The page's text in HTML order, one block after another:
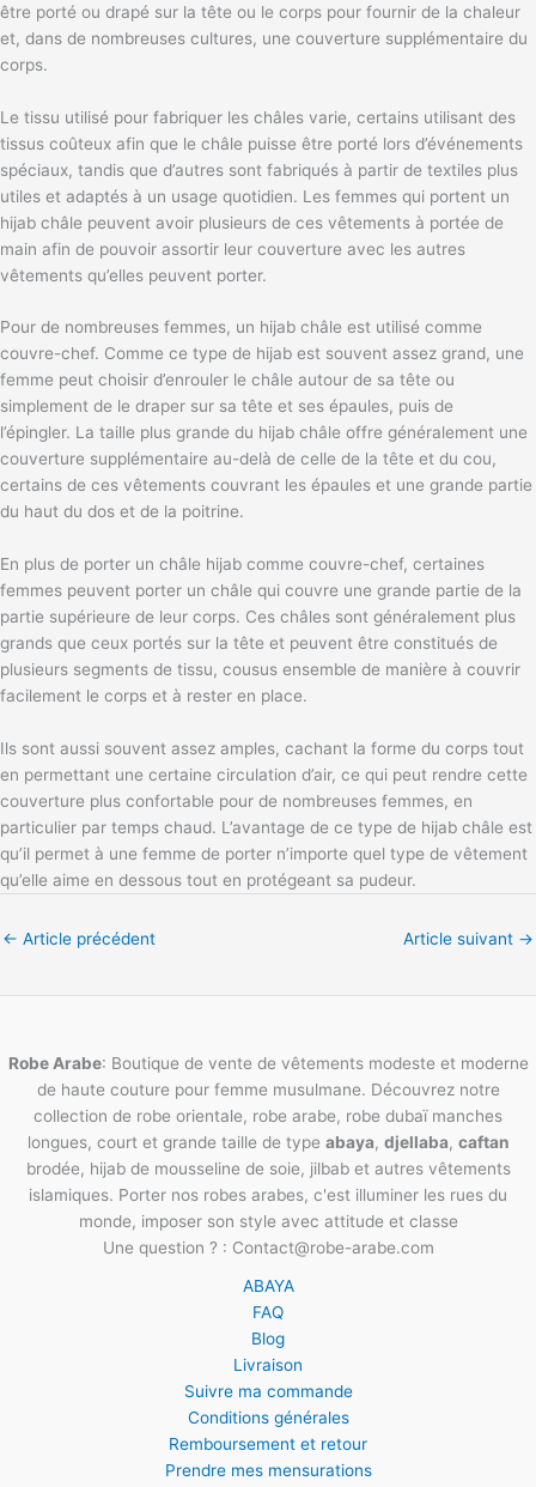
être porté ou drapé sur la tête ou le corps pour fournir de la chaleur
et, dans de nombreuses cultures, une couverture supplémentaire du
corps.
Le tissu utilisé pour fabriquer les châles varie, certains utilisant des
tissus coûteux afin que le châle puisse être porté lors d’événements
spéciaux, tandis que d’autres sont fabriqués à partir de textiles plus
utiles et adaptés à un usage quotidien. Les femmes qui portent un
hijab châle peuvent avoir plusieurs de ces vêtements à portée de
main afin de pouvoir assortir leur couverture avec les autres
vêtements qu’elles peuvent porter.
Pour de nombreuses femmes, un hijab châle est utilisé comme
couvre-chef. Comme ce type de hijab est souvent assez grand, une
femme peut choisir d’enrouler le châle autour de sa tête ou
simplement de le draper sur sa tête et ses épaules, puis de
l’épingler. La taille plus grande du hijab châle offre généralement une
couverture supplémentaire au-delà de celle de la tête et du cou,
certains de ces vêtements couvrant les épaules et une grande partie
du haut du dos et de la poitrine.
En plus de porter un châle hijab comme couvre-chef, certaines
femmes peuvent porter un châle qui couvre une grande partie de la
partie supérieure de leur corps. Ces châles sont généralement plus
grands que ceux portés sur la tête et peuvent être constitués de
plusieurs segments de tissu, cousus ensemble de manière à couvrir
facilement le corps et à rester en place.
Ils sont aussi souvent assez amples, cachant la forme du corps tout
en permettant une certaine circulation d’air, ce qui peut rendre cette
couverture plus confortable pour de nombreuses femmes, en
particulier par temps chaud. L’avantage de ce type de hijab châle est
qu’il permet à une femme de porter n’importe quel type de vêtement
qu’elle aime en dessous tout en protégeant sa pudeur.
← Article précédent Article suivant →
Robe Arabe: Boutique de vente de vêtements modeste et moderne
de haute couture pour femme musulmane. Découvrez notre
collection de robe orientale, robe arabe, robe dubaï manches
longues, court et grande taille de type abaya, djellaba, caftan
brodée, hijab de mousseline de soie, jilbab et autres vêtements
islamiques. Porter nos robes arabes, c'est illuminer les rues du
monde, imposer son style avec attitude et classe
Une question ? : Contact@robe-arabe.com
ABAYA
FAQ
Blog
Livraison
Suivre ma commande
Conditions générales
Remboursement et retour
Prendre mes mensurations